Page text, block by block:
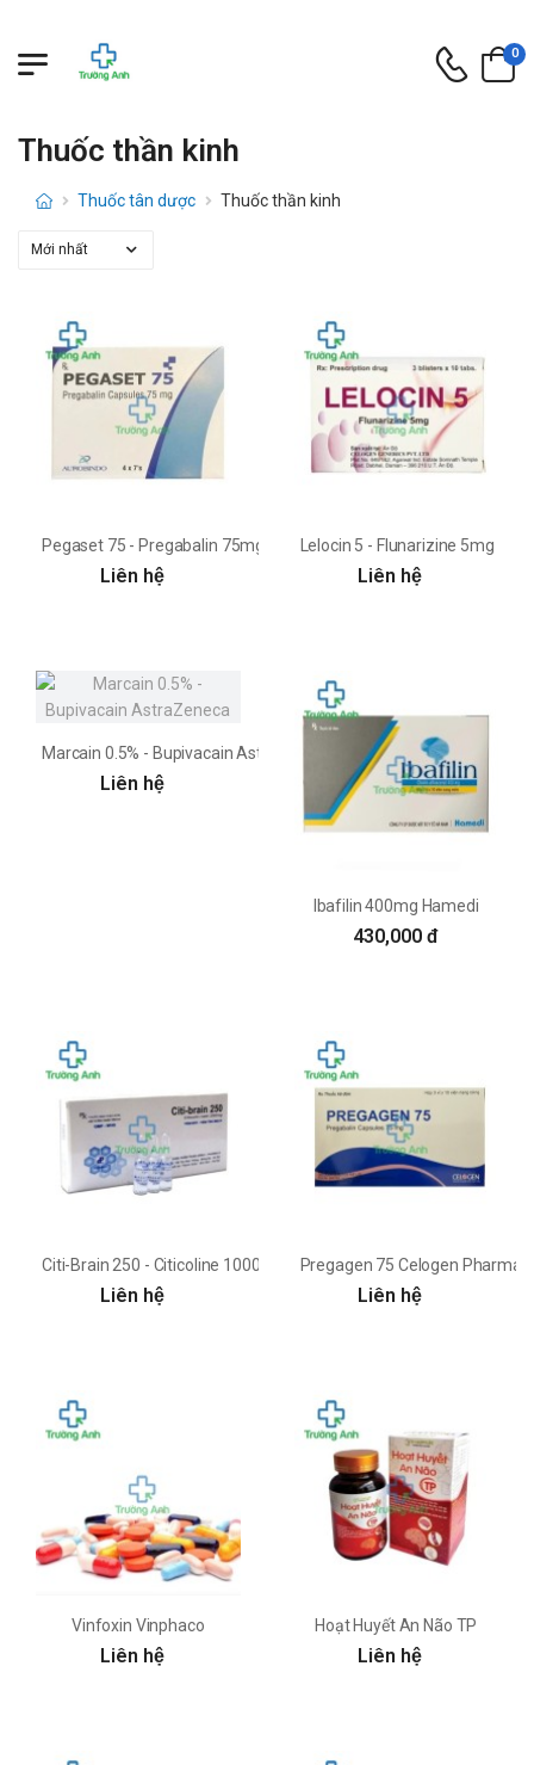
0
Thuốc thần kinh
Thuốc tân dược Thuốc thần kinh
Pegaset 75 - Pregabalin 75mg Aurobindo
Liên hệ
Lelocin 5 - Flunarizine 5mg
Liên hệ
Marcain 0.5% - Bupivacain AstraZeneca
Liên hệ
Ibafilin 400mg Hamedi
430,000 đ
Citi-Brain 250 - Citicoline 1000mg Pharbaco
Liên hệ
Pregagen 75 Celogen Pharma
Liên hệ
Vinfoxin Vinphaco
Liên hệ
Hoạt Huyết An Não TP
Liên hệ